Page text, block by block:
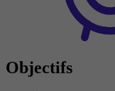
Objectifs